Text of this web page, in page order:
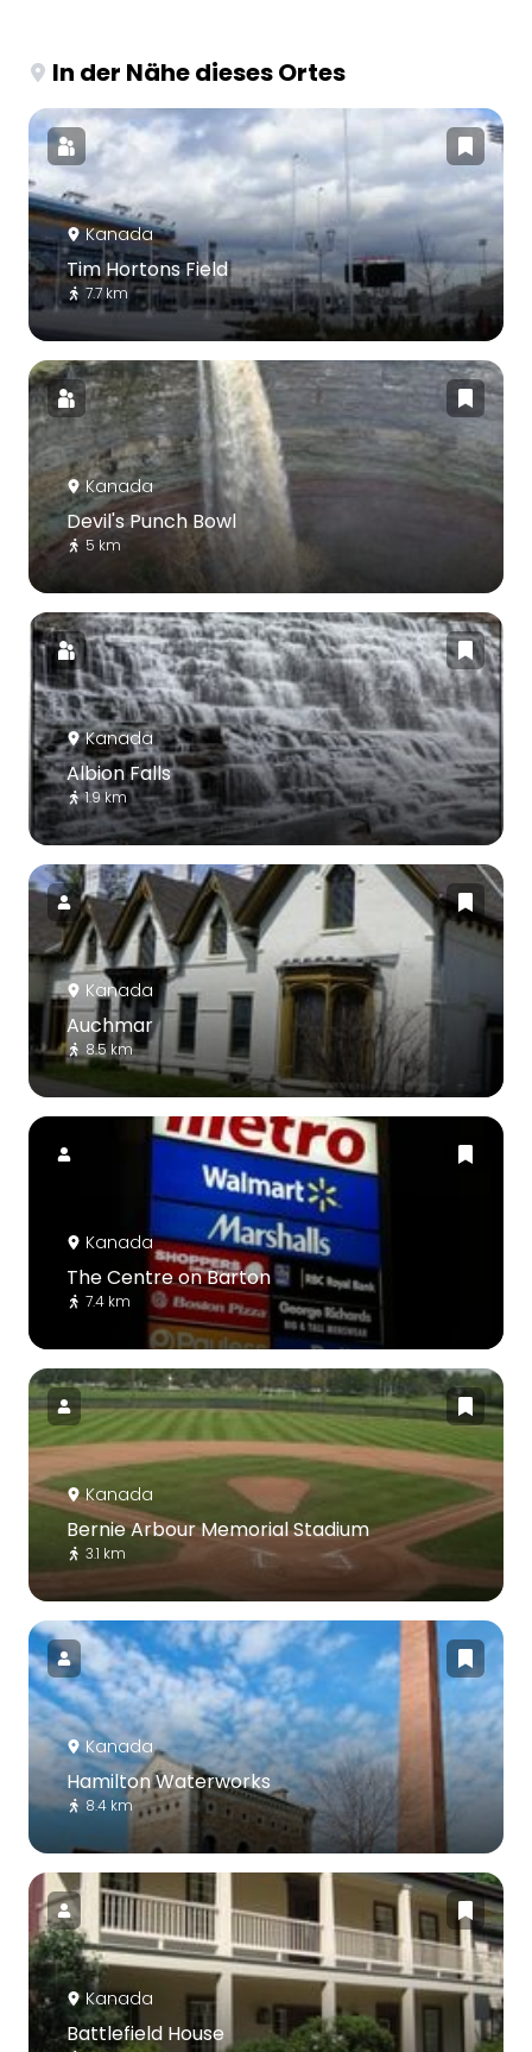
In der Nähe dieses Ortes
Kanada
Tim Hortons Field
7.7 km
Kanada
Devil's Punch Bowl
5 km
Kanada
Albion Falls
1.9 km
Kanada
Auchmar
8.5 km
Kanada
The Centre on Barton
7.4 km
Kanada
Bernie Arbour Memorial Stadium
3.1 km
Kanada
Hamilton Waterworks
8.4 km
Kanada
Battlefield House